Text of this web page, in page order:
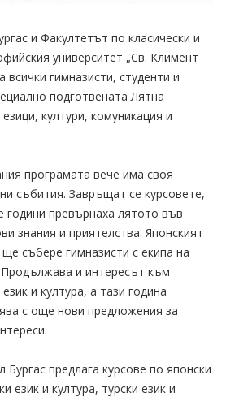
и Факултетът по класически и
университет „Св. Климент
всички гимназисти, студенти и
подготвената Лятна
култури, комуникация и
програмата вече има своя
събития. Завръщат се курсовете,
години превърнаха лятото във
знания и приятелства. Японският
събере гимназисти с екипа на
Продължава и интересът към
и култура, а тази година
с още нови предложения за
предлага курсове по японски
език и култура, турски език и